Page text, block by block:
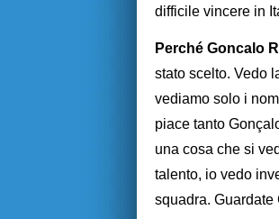
difficile vincere in
Perché Goncalo
stato scelto. Vedo
vediamo solo i
piace tanto
una cosa che si
talento, io vedo
squadra. Guardate